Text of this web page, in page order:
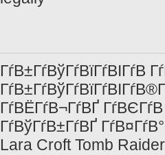
ГѓВ±ГѓВўГѓВїГѓВІГѓВ
ГѓВЁГѓВ¬ГѓВҐ
ГѓВўГѓВ±ГѓВҐ
Lara Croft Tomb